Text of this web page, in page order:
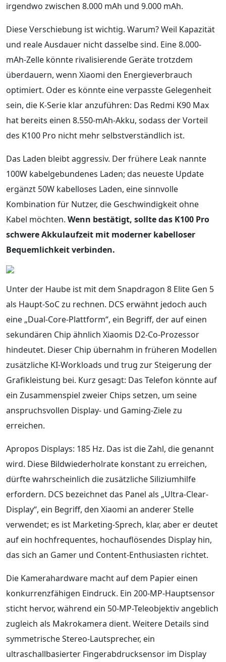
irgendwo zwischen 8.000 mAh und 9.000 mAh.
Diese Verschiebung ist wichtig. Warum? Weil Kapazität
und reale Ausdauer nicht dasselbe sind. Eine 8.000-
mAh-Zelle könnte rivalisierende Geräte trotzdem
überdauern, wenn Xiaomi den Energieverbrauch
optimiert. Oder es könnte eine verpasste Gelegenheit
sein, die K-Serie klar anzuführen: Das Redmi K90 Max
hat bereits einen 8.550-mAh-Akku, sodass der Vorteil
des K100 Pro nicht mehr selbstverständlich ist.
Das Laden bleibt aggressiv. Der frühere Leak nannte
100W kabelgebundenes Laden; das neueste Update
ergänzt 50W kabelloses Laden, eine sinnvolle
Kombination für Nutzer, die Geschwindigkeit ohne
Kabel möchten. Wenn bestätigt, sollte das K100 Pro
schwere Akkulaufzeit mit moderner kabelloser
Bequemlichkeit verbinden.
Unter der Haube ist mit dem Snapdragon 8 Elite Gen 5
als Haupt-SoC zu rechnen. DCS erwähnt jedoch auch
eine „Dual-Core-Plattform“, ein Begriff, der auf einen
sekundären Chip ähnlich Xiaomis D2-Co-Prozessor
hindeutet. Dieser Chip übernahm in früheren Modellen
zusätzliche KI-Workloads und trug zur Steigerung der
Grafikleistung bei. Kurz gesagt: Das Telefon könnte auf
ein Zusammenspiel zweier Chips setzen, um seine
anspruchsvollen Display- und Gaming-Ziele zu
erreichen.
Apropos Displays: 185 Hz. Das ist die Zahl, die genannt
wird. Diese Bildwiederholrate konstant zu erreichen,
dürfte wahrscheinlich die zusätzliche Siliziumhilfe
erfordern. DCS bezeichnet das Panel als „Ultra-Clear-
Display“, ein Begriff, den Xiaomi an anderer Stelle
verwendet; es ist Marketing-Sprech, klar, aber er deutet
auf ein hochfrequentes, hochauflösendes Display hin,
das sich an Gamer und Content-Enthusiasten richtet.
Die Kamerahardware macht auf dem Papier einen
konkurrenzfähigen Eindruck. Ein 200-MP-Hauptsensor
sticht hervor, während ein 50-MP-Teleobjektiv angeblich
zugleich als Makrokamera dient. Weitere Details sind
symmetrische Stereo-Lautsprecher, ein
ultraschallbasierter Fingerabdrucksensor im Display